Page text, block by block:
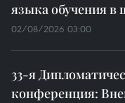
языка обучения в
02/08/2026 03:00
33-я
конференция: